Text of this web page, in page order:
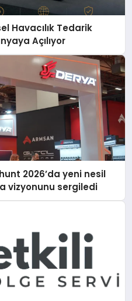
Havacılık Tedarik
Açılıyor
2026’da yeni nesil
vizyonunu sergiledi